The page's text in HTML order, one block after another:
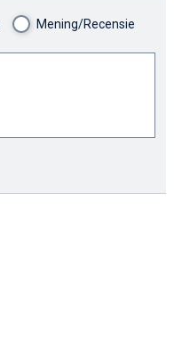
Mening/Recensie